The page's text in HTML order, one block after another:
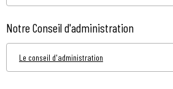
Notre Conseil d'administration
Le conseil d'administration